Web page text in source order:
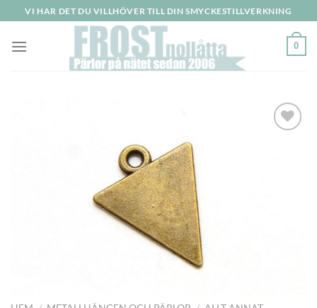
to
content
VI HAR DET DU VILLHÖVER TILL DIN SMYCKESTILLVERKNING
0